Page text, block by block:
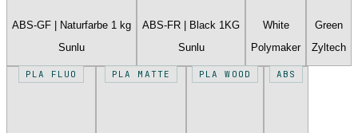
ABS-GF | Naturfarbe 1 kg
Sunlu
ABS-FR | Black 1KG
Sunlu
White
Polymaker
Green
Zyltech
PLA FLUO PLA MATTE PLA WOOD ABS